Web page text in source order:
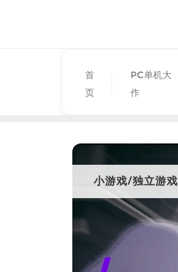
首
页
PC单机大
作
小游戏/独立游戏